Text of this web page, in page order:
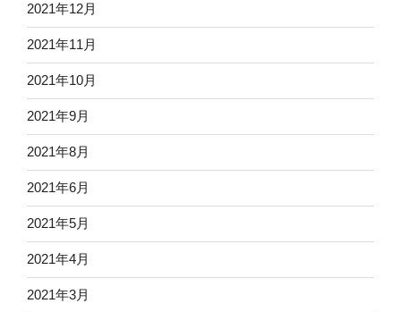
2021年12月
2021年11月
2021年10月
2021年9月
2021年8月
2021年6月
2021年5月
2021年4月
2021年3月